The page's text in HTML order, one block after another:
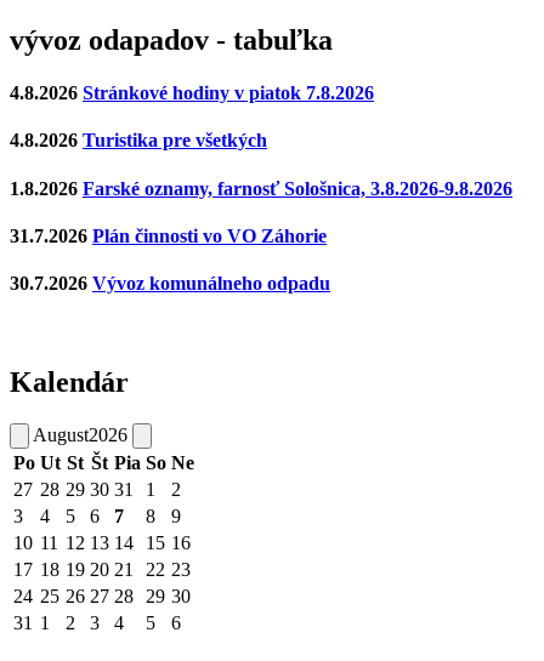
vývoz odapadov - tabuľka
4.8.2026 Stránkové hodiny v piatok 7.8.2026
4.8.2026 Turistika pre všetkých
1.8.2026 Farské oznamy, farnosť Sološnica, 3.8.2026-9.8.2026
31.7.2026 Plán činnosti vo VO Záhorie
30.7.2026 Vývoz komunálneho odpadu
Kalendár
August2026
Po Ut St Št Pia So Ne
27 28 29 30 31 1
2
3
4 5 6 7 8
9
10 11 12 13 14 15 16
17 18 19 20 21 22 23
24 25 26 27 28 29 30
31 1 2 3 4 5 6